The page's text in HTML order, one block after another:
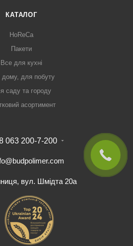
КАТАЛОГ
HoReCa
Пакети
Все для кухні
для побуту
саду та городу
асортимент
063 200-7-200
вул. Шмідта 20а